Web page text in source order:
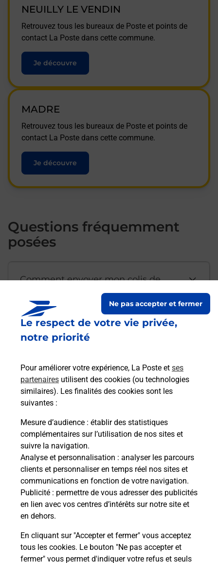
Le respect de votre vie privée,
notre priorité
Pour améliorer votre expérience, La Poste et ses
partenaires utilisent des cookies (ou technologies
similaires). Les finalités des cookies sont les
suivantes :
Mesure d’audience : établir des statistiques
complémentaires sur l’utilisation de nos sites et
suivre la navigation.
Analyse et personnalisation : analyser les parcours
clients et personnaliser en temps réel nos sites et
communications en fonction de votre navigation.
Publicité : permettre de vous adresser des publicités
en lien avec vos centres d’intérêts sur notre site et
en dehors.
En cliquant sur "Accepter et fermer" vous acceptez
tous les cookies. Le bouton "Ne pas accepter et
fermer" vous permet d'indiquer votre refus et seuls
Ne pas accepter et fermer
NEUILLY LE VENDIN
Retrouvez tous les bureaux de Poste et points de
contact La Poste dans cette commune.
Je découvre
MADRE
Retrouvez tous les bureaux de Poste et points de
contact La Poste dans cette commune.
Je découvre
Questions fréquemment
posées
Comment envoyer mon colis de
Est-il possible d’acheter un
emballage directement depuis un
Comment demander une
modification de livraison ?
Comment La Poste participe-t-elle
à votre sécurité au quotidien ?
Puis-je passer mon code de la route
avec La Poste et sous quelles
conditions ?